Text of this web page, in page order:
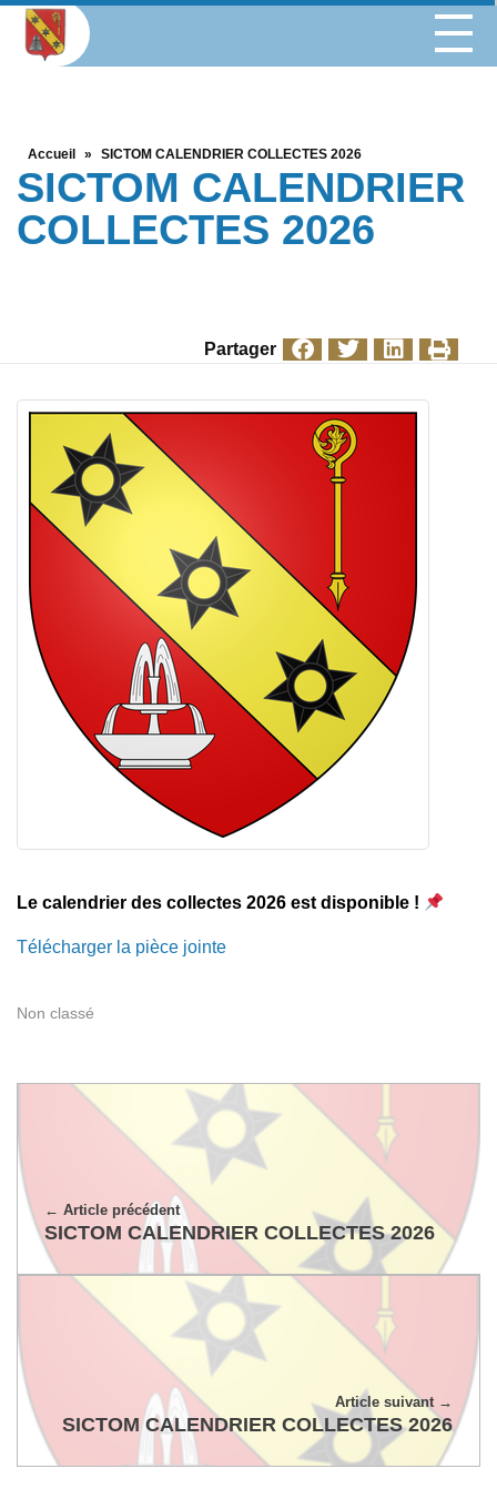
Accueil » SICTOM CALENDRIER COLLECTES 2026
SICTOM CALENDRIER
COLLECTES 2026
Partager
Le calendrier des collectes 2026 est disponible !
Télécharger la pièce jointe
Non classé
Article précédent
SICTOM CALENDRIER COLLECTES 2026
Article suivant
SICTOM CALENDRIER COLLECTES 2026